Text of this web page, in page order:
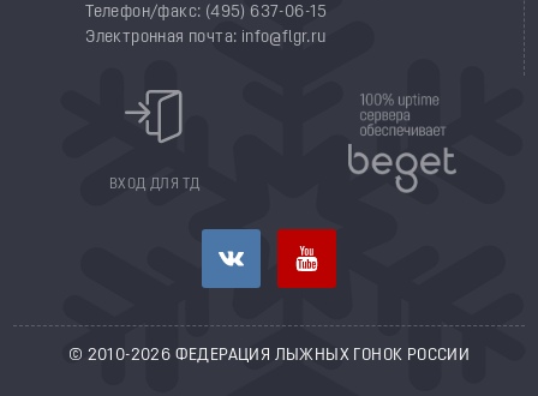
Телефон/факс: (495) 637-06-15
Электронная почта: info@flgr.ru
ВХОД ДЛЯ ТД
© 2010-2026 ФЕДЕРАЦИЯ ЛЫЖНЫХ ГОНОК РОССИИ